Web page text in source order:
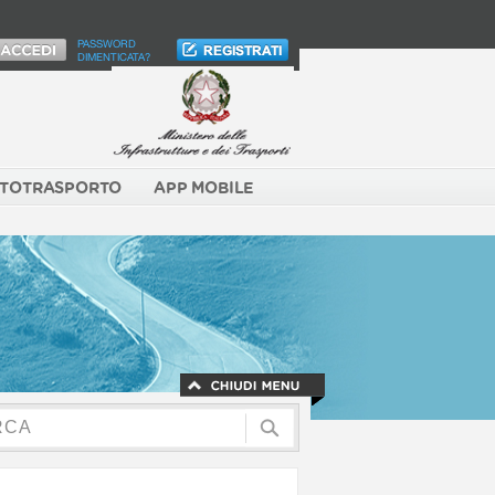
PASSWORD
DIMENTICATA?
APP MOBILE